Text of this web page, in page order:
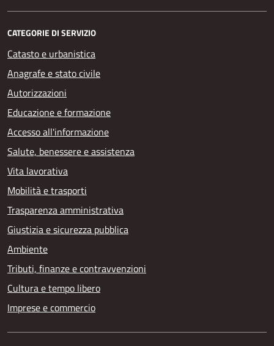
CATEGORIE DI SERVIZIO
Catasto e urbanistica
Anagrafe e stato civile
Autorizzazioni
Educazione e formazione
Accesso all'informazione
Salute, benessere e assistenza
Vita lavorativa
Mobilità e trasporti
Trasparenza amministrativa
Giustizia e sicurezza pubblica
Ambiente
Tributi, finanze e contravvenzioni
Cultura e tempo libero
Imprese e commercio